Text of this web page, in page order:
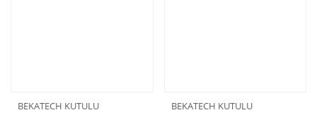
BEKATECH KUTULU
BEKATECH KUTULU